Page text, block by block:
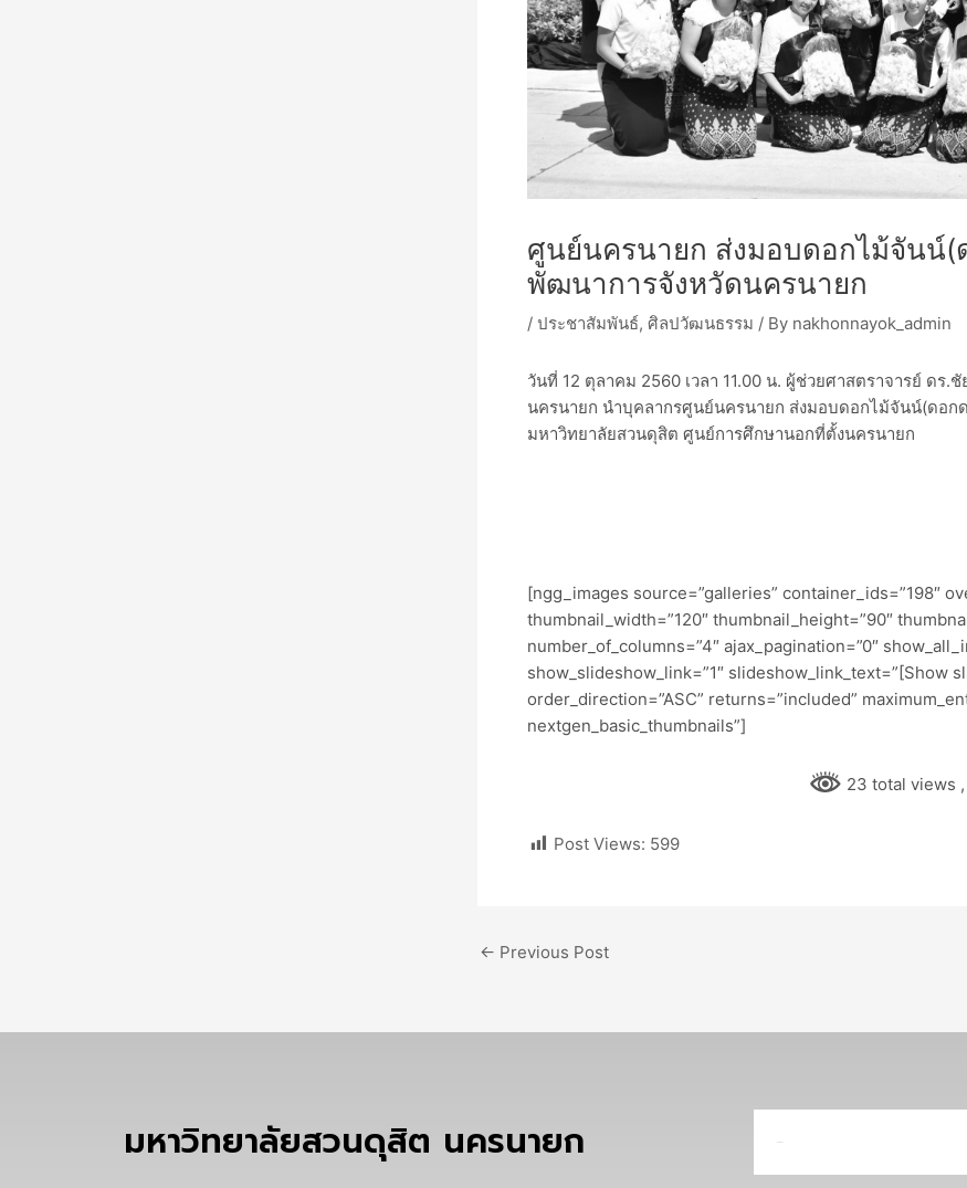
ศูนย์นครนายก ส่งมอบดอกไม้จันน์
พัฒนาการจังหวัดนครนายก
/ ประชาสัมพันธ์, ศิลปวัฒนธรรม / By nakhonnayok_admin
วันที่ 12 ตุลาคม 2560 เวลา 11.00 น. ผู้ช่วยศาสตราจารย์ ดร
นครนายก นำบุคลากรศูนย์นครนายก ส่งมอบดอกไม้จันน์(ดอ
มหาวิทยาลัยสวนดุสิต ศูนย์การศึกษานอกที่ตั้งนครนายก
[ngg_images source=”galleries” container_ids=”198″
thumbnail_width=”120″ thumbnail_height=”90″
number_of_columns=”4″ ajax_pagination=”0″
show_slideshow_link=”1″ slideshow_link_text=”[Show
order_direction=”ASC” returns=”included”
nextgen_basic_thumbnails”]
23 total views
Post Views: 599
← Previous Post
มหาวิทยาลัยสวนดุสิต นครนายก